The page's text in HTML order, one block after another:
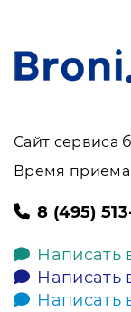
Сайт сервиса
Время приема
8 (495)
Написать
Написать
Написать